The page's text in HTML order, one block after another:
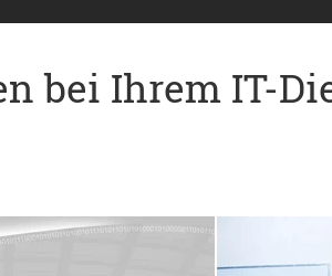
bei Ihrem IT-